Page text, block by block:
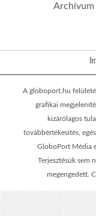
Archívum
A globoport.hu
grafikai
kizárólagos
továbbértékesítés,
GloboPort Média
Terjesztésük sem
megengedett.